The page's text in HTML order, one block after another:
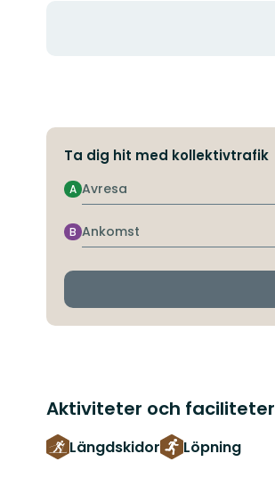
Ta dig hit med kollektivtrafik
Avresa
A
Ankomst
B
Aktiviteter och faciliteter
Längdskidor Löpning